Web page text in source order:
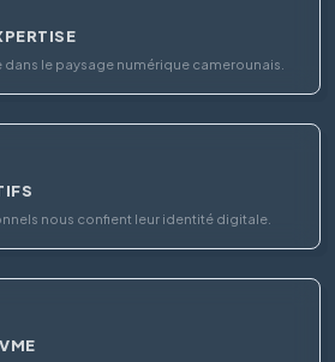
le paysage numérique camerounais.
nous confient leur identité digitale.